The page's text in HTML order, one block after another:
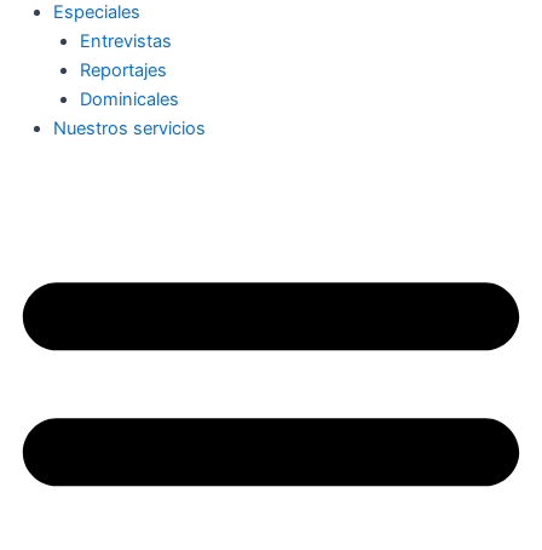
Especiales
Entrevistas
Reportajes
Dominicales
Nuestros servicios